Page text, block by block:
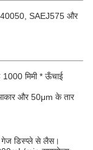
SAEJ575 और
1000 मिमी * ऊँचाई
और 50μm के तार
डिस्प्ले से लैस।